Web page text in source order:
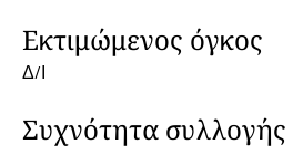
Εκτιμώμενος όγκος
Δ/Ι
Συχνότητα συλλογής